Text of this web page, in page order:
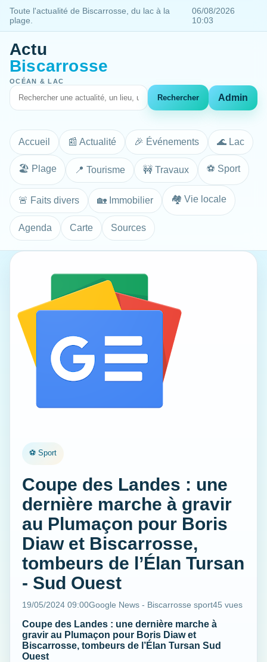
Toute l'actualité de Biscarrosse, du lac à la
plage.
06/08/2026
10:03
Actu
Biscarrosse
OCÉAN & LAC
Rechercher Admin
Accueil 📰 Actualité 🎉 Événements 🌊 Lac
🏖️ Plage 📍 Tourisme 🚧 Travaux ⚽ Sport
🚨 Faits divers 🏡 Immobilier 🏘️ Vie locale
Agenda Carte Sources
⚽ Sport
Coupe des Landes : une
dernière marche à gravir
au Plumaçon pour Boris
Diaw et Biscarrosse,
tombeurs de l’Élan Tursan
- Sud Ouest
19/05/2024 09:00Google News - Biscarrosse sport45 vues
Coupe des Landes : une dernière marche à
gravir au Plumaçon pour Boris Diaw et
Biscarrosse, tombeurs de l’Élan Tursan Sud
Ouest